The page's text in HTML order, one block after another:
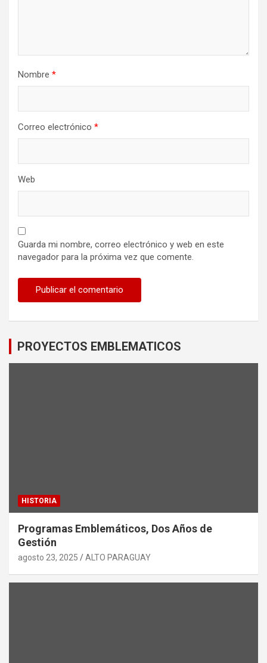
Nombre *
Correo electrónico *
Web
Guarda mi nombre, correo electrónico y web en este
navegador para la próxima vez que comente.
PROYECTOS EMBLEMATICOS
HISTORIA
Programas Emblemáticos, Dos Años de
Gestión
agosto 23, 2025 ALTO PARAGUAY